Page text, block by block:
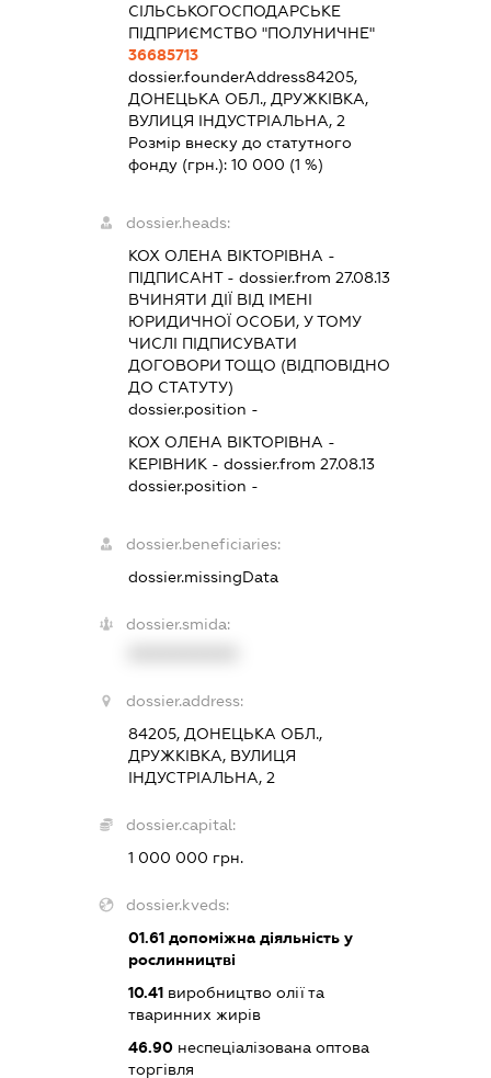
СІЛЬСЬКОГОСПОДАРСЬКЕ
ПІДПРИЄМСТВО "ПОЛУНИЧНЕ"
36685713
dossier.founderAddress84205,
ДОНЕЦЬКА ОБЛ., ДРУЖКІВКА,
ВУЛИЦЯ ІНДУСТРІАЛЬНА, 2
Розмір внеску до статутного
фонду (грн.): 10 000 (1 %)
dossier.heads:
КОХ ОЛЕНА ВІКТОРІВНА -
ПІДПИСАНТ- dossier.from 27.08.13
ВЧИНЯТИ ДІЇ ВІД ІМЕНІ
ЮРИДИЧНОЇ ОСОБИ, У ТОМУ
ЧИСЛІ ПІДПИСУВАТИ
ДОГОВОРИ ТОЩО (ВІДПОВІДНО
ДО СТАТУТУ)
dossier.position -
КОХ ОЛЕНА ВІКТОРІВНА -
КЕРІВНИК - dossier.from 27.08.13
dossier.position -
dossier.beneficiaries:
dossier.missingData
dossier.smida:
dossier.address:
84205, ДОНЕЦЬКА ОБЛ.,
ДРУЖКІВКА, ВУЛИЦЯ
ІНДУСТРІАЛЬНА, 2
dossier.capital:
1 000 000 грн.
dossier.kveds:
01.61допоміжна діяльність у
рослинництві
10.41виробництво олії та
тваринних жирів
46.90неспеціалізована оптова
торгівля